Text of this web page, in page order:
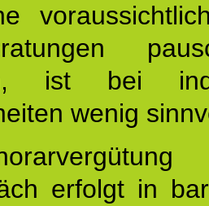
ist bei
wenig
erfolgt in